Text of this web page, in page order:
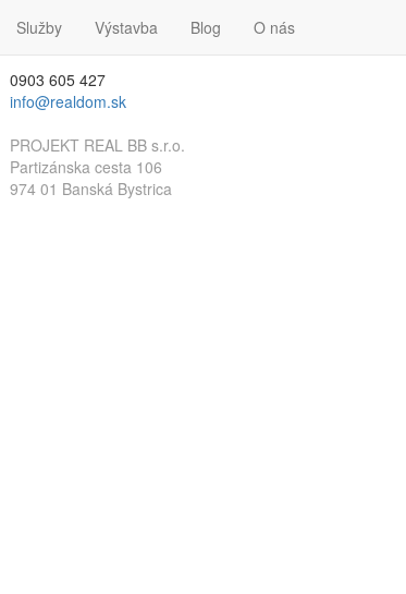
Služby Výstavba Blog O nás
Kontakt
0903 605 427
info@realdom.sk
PROJEKT REAL BB s.r.o.
Partizánska cesta 106
974 01 Banská Bystrica